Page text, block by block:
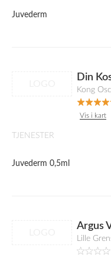
Juvederm
Din
Kong
Vis i kart
TJENESTER
Juvederm 0,5ml
Argus
Lille